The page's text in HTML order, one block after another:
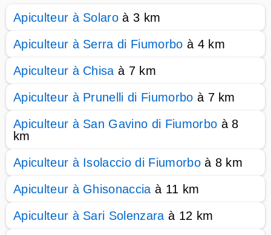
Apiculteur à Solaro à 3 km
Apiculteur à Serra di Fiumorbo à 4 km
Apiculteur à Chisa à 7 km
Apiculteur à Prunelli di Fiumorbo à 7 km
Apiculteur à San Gavino di Fiumorbo à 8
km
Apiculteur à Isolaccio di Fiumorboà 8 km
Apiculteur à Ghisonaccia à 11 km
Apiculteur à Sari Solenzara à 12 km